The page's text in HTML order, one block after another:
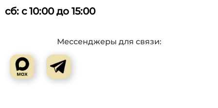
сб: с 10:00 до 15:00
Мессенджеры для связи: